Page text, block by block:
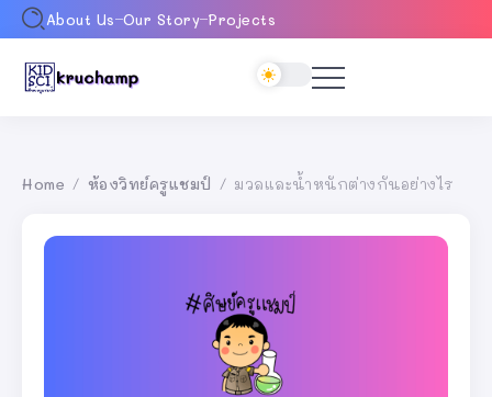
About Us Our Story Projects
Home / ห้องวิทย์ครูแชมป์ / มวลและน้ำหนักต่างกันอย่างไร